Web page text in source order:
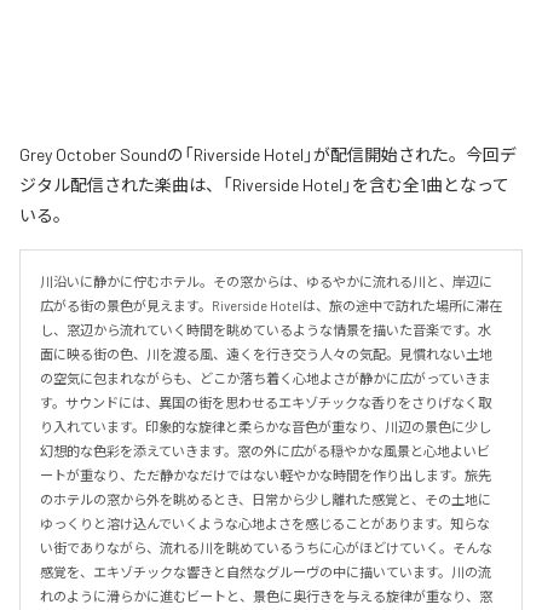
Grey October Soundの「Riverside Hotel」が配信開始された。今回デ
ジタル配信された楽曲は、「Riverside Hotel」を含む全1曲となって
いる。
川沿いに静かに佇むホテル。その窓からは、ゆるやかに流れる川と、岸辺に
広がる街の景色が見えます。Riverside Hotelは、旅の途中で訪れた場所に滞在
し、窓辺から流れていく時間を眺めているような情景を描いた音楽です。水
面に映る街の色、川を渡る風、遠くを行き交う人々の気配。見慣れない土地
の空気に包まれながらも、どこか落ち着く心地よさが静かに広がっていきま
す。サウンドには、異国の街を思わせるエキゾチックな香りをさりげなく取
り入れています。印象的な旋律と柔らかな音色が重なり、川辺の景色に少し
幻想的な色彩を添えていきます。窓の外に広がる穏やかな風景と心地よいビ
ートが重なり、ただ静かなだけではない軽やかな時間を作り出します。旅先
のホテルの窓から外を眺めるとき、日常から少し離れた感覚と、その土地に
ゆっくりと溶け込んでいくような心地よさを感じることがあります。知らな
い街でありながら、流れる川を眺めているうちに心がほどけていく。そんな
感覚を、エキゾチックな響きと自然なグルーヴの中に描いています。川の流
れのように滑らかに進むビートと、景色に奥行きを与える旋律が重なり、窓